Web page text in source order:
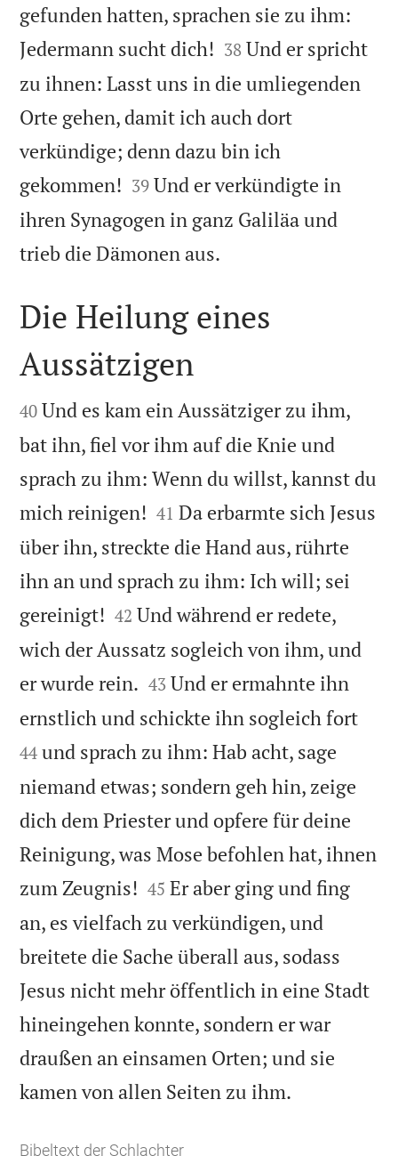
gefunden hatten, sprachen sie zu ihm:
Jedermann sucht dich! 

38 Und er spricht
zu ihnen: Lasst uns in die umliegenden
Orte gehen, damit ich auch dort
verkündige; denn dazu bin ich
gekommen! 

39 Und er verkündigte in
ihren Synagogen in ganz Galiläa und
trieb die Dämonen aus.

Die Heilung eines
Aussätzigen

40 Und es kam ein Aussätziger zu ihm,
bat ihn, fiel vor ihm auf die Knie und
sprach zu ihm: Wenn du willst, kannst du
mich reinigen! 

41 Da erbarmte sich Jesus
über ihn, streckte die Hand aus, rührte
ihn an und sprach zu ihm: Ich will; sei
gereinigt! 

42 Und während er redete,
wich der Aussatz sogleich von ihm, und
er wurde rein. 

43 Und er ermahnte ihn
ernstlich und schickte ihn sogleich fort
44 und sprach zu ihm: Hab acht, sage
niemand etwas; sondern geh hin, zeige
dich dem Priester und opfere für deine
Reinigung, was Mose befohlen hat, ihnen
zum Zeugnis! 

45 Er aber ging und fing
an, es vielfach zu verkündigen, und
breitete die Sache überall aus, sodass
Jesus nicht mehr öffentlich in eine Stadt
hineingehen konnte, sondern er war
draußen an einsamen Orten; und sie
kamen von allen Seiten zu ihm.
Bibeltext der Schlachter